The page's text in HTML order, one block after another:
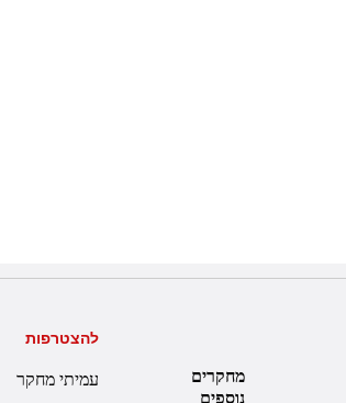
מחקרים
נוספים
להצטרפות
עמיתי מחקר